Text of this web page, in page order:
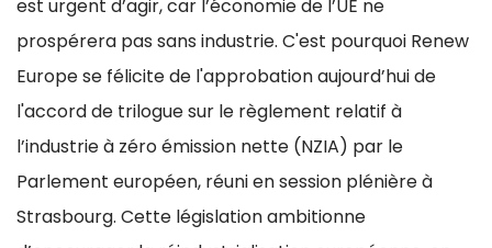
est urgent d’agir, car l’économie de l’UE ne
prospérera pas sans industrie. C'est pourquoi Renew
Europe se félicite de l'approbation aujourd’hui de
l'accord de trilogue sur le règlement relatif à
l’industrie à zéro émission nette (NZIA) par le
Parlement européen, réuni en session plénière à
Strasbourg. Cette législation ambitionne